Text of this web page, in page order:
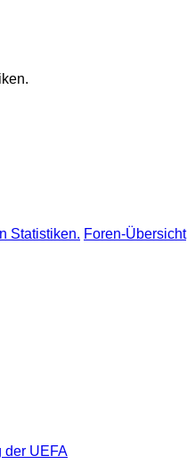
Statistiken. Foren-Übersicht
der UEFA